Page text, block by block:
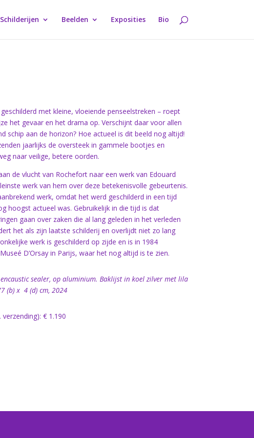
Schilderijen Beelden Exposities Bio
met kleine, vloeiende penseelstreken – roept
het gevaar en het drama op. Verschijnt daar voor allen
schip aan de horizon? Hoe actueel is dit beeld nog altijd!
jaarlijks de oversteek in gammele bootjes en
naar veilige, betere oorden.
de vlucht van Rochefort naar een werk van Edouard
werk van hem over deze betekenisvolle gebeurtenis.
werk, omdat het werd geschilderd in een tijd
hoogst actueel was. Gebruikelijk in die tijd is dat
gaan over zaken die al lang geleden in het verleden
het als zijn laatste schilderij en overlijdt niet zo lang
werk is geschilderd op zijde en is in 1984
D’Orsay in Parijs, waar het nog altijd is te zien.
sealer, op aluminium. Baklijst in koel zilver met lila
(b) x 4 (d) cm, 2024
verzending): € 1.190